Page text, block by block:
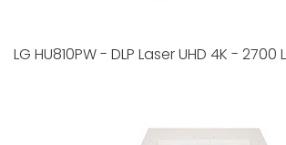
LG HU810PW - DLP Laser UHD 4K - 2700